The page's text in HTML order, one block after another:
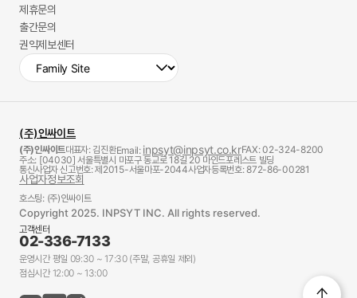
제휴문의
출간문의
권익제보센터
(주)인싸이트
(주)인싸이트대표자: 김진환Email: inpsyt@inpsyt.co.krFAX: 02-324-8200
주소: [04030] 서울특별시 마포구 동교로 18길 20 마인드포레스트 빌딩
통신사업자 신고번호: 제2015-서울마포-2044사업자등록번호: 872-86-00281
사업자정보조회
호스팅: (주)인싸이트
Copyright 2025. INPSYT INC. All rights reserved.
고객센터
02-336-7133
운영시간 평일 09:30 ~ 17:30 (주말, 공휴일 제외)
점심시간 12:00 ~ 13:00